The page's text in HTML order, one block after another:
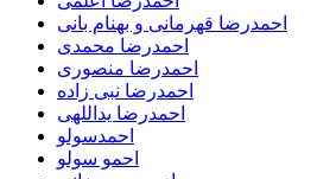
احمدرضا قهرمانی و بهنام بانی
احمدرضا محمدی
احمدرضا منصوری
احمدرضا نبی زاده
احمدرضا یداللهی
احمدسولو
احمو سولو